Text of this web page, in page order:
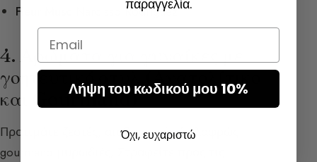
Fleur Musc
Narcisso Rodriguez
4. Αρώματα για γυναίκες με
γοητευτικό στυλ (Ανατολίτικο
και Gourmand)
Προτιμάτε ζεστές, αισθησιακές ή ελαφρώς
gourmand μυρωδιές; Στραφείτε προς τις
παραγγελία.
Email
Λήψη του κωδικού μου 10%
Όχι, ευχαριστώ